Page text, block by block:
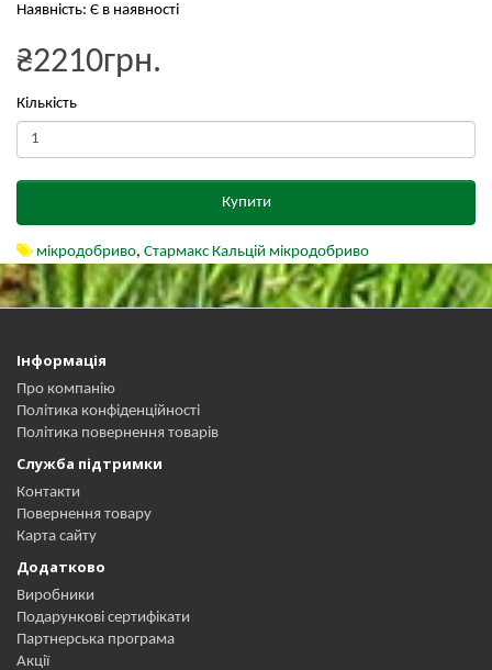
Наявність: Є в наявності
₴2210грн.
Кількість
Купити
мікродобриво, Стармакс Кальцій мікродобриво
Інформація
Про компанію
Політика конфіденційності
Політика повернення товарів
Служба підтримки
Контакти
Повернення товару
Карта сайту
Додатково
Виробники
Подарункові сертифікати
Партнерська програма
Акції